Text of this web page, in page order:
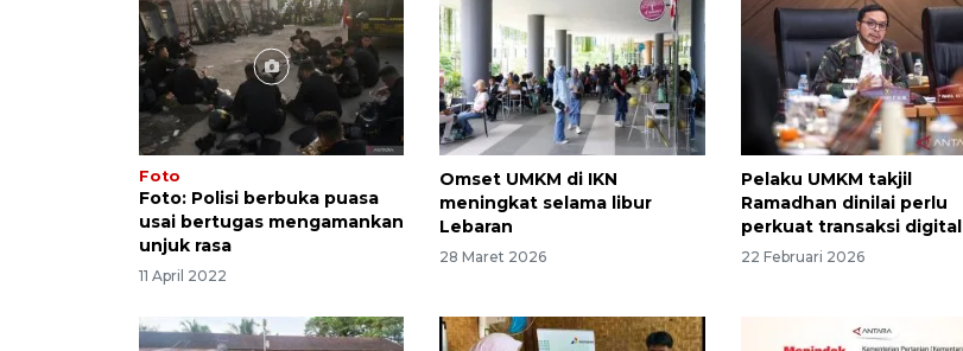
Foto
Foto: Polisi berbuka puasa
usai bertugas mengamankan
unjuk rasa
11 April 2022
Omset UMKM di IKN
meningkat selama libur
Lebaran
28 Maret 2026
Pelaku UMKM takjil
Ramadhan dinilai perlu
perkuat transaksi digital
22 Februari 2026